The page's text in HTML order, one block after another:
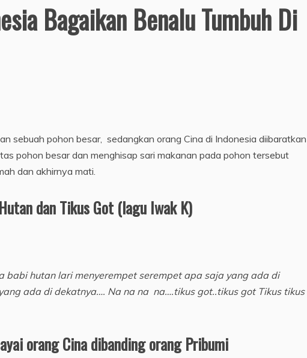
Bagaikan Benalu Tumbuh Di
sebuah pohon besar, sedangkan orang Cina di Indonesia diibaratkan
pohon besar dan menghisap sari makanan pada pohon tersebut
dan akhirnya mati.
dan Tikus Got (lagu Iwak K)
babi hutan lari menyerempet serempet apa saja yang ada di
ada di dekatnya…. Na na na na….tikus got..tikus got Tikus tikus
orang Cina dibanding orang Pribumi